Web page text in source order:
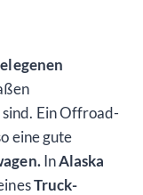
sind. Ein Offroad-
eine gute
InAlaska
Truck-